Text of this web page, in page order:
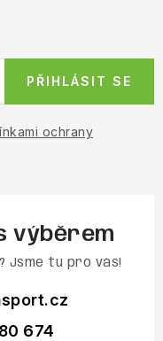
ochrany
PŘIHLÁSIT SE
výběrem
Jsme tu pro vás!
674